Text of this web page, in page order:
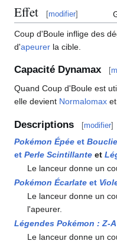
Effet [modifier]
Coup d'Boule inflige des
d'apeurer la cible.
Capacité Dynamax [
Quand Coup d'Boule est
elle devient Normalomax
Descriptions [modifier]
Pokémon Épée et
et Perle Scintillante et
Le lanceur donne un
Pokémon Écarlate et
Le lanceur donne un
l'apeurer.
Légendes Pokémon : Z-A
Le lanceur donne un